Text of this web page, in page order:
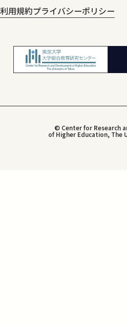
利用規約プライバシーポリシー
© Center for Research
of Higher Education, The